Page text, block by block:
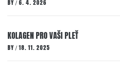
BY / 6. 4. 2026
KOLAGEN PRO VAŠI PLEŤ
BY / 18. 11. 2025